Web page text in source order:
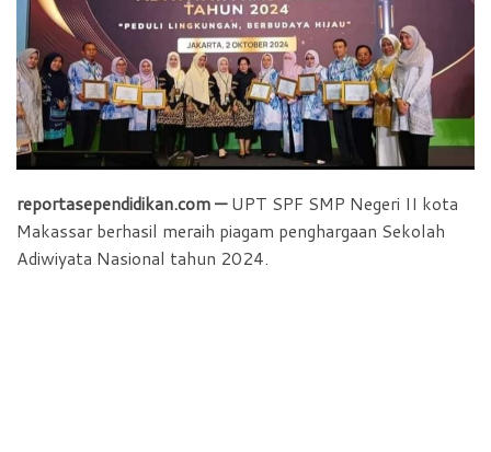
b
o
k
s
A
p
p
t
F
r
i
e
d
e
reportasependidikan.com —UPT SPF SMP Negeri II kota
Makassar berhasil meraih piagam penghargaan Sekolah
Adiwiyata Nasional tahun 2024.